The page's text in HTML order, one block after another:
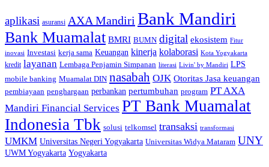
aplikasi asuransi AXA Mandiri Bank Mandiri
Bank Muamalat BMRI BUMN digital ekosistem Fitur
inovasi Investasi kerja sama Keuangan kinerja kolaborasi Kota Yogyakarta
kredit layanan Lembaga Penjamin Simpanan literasi Livin' by Mandiri LPS
mobile banking Muamalat DIN nasabah OJK Otoritas Jasa keuangan
pembiayaan penghargaan perbankan pertumbuhan program PT AXA
Mandiri Financial Services PT Bank Muamalat
Indonesia Tbk solusi telkomsel transaksi transformasi
UMKM Universitas Negeri Yogyakarta Universitas Widya Mataram UNY
UWM Yogyakarta Yogyakarta